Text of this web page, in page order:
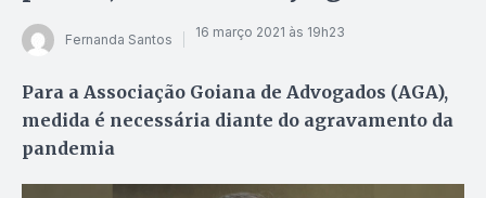
Fernanda Santos 16 março 2021 às 19h23
Para a Associação Goiana de Advogados (AGA),
medida é necessária diante do agravamento da
pandemia